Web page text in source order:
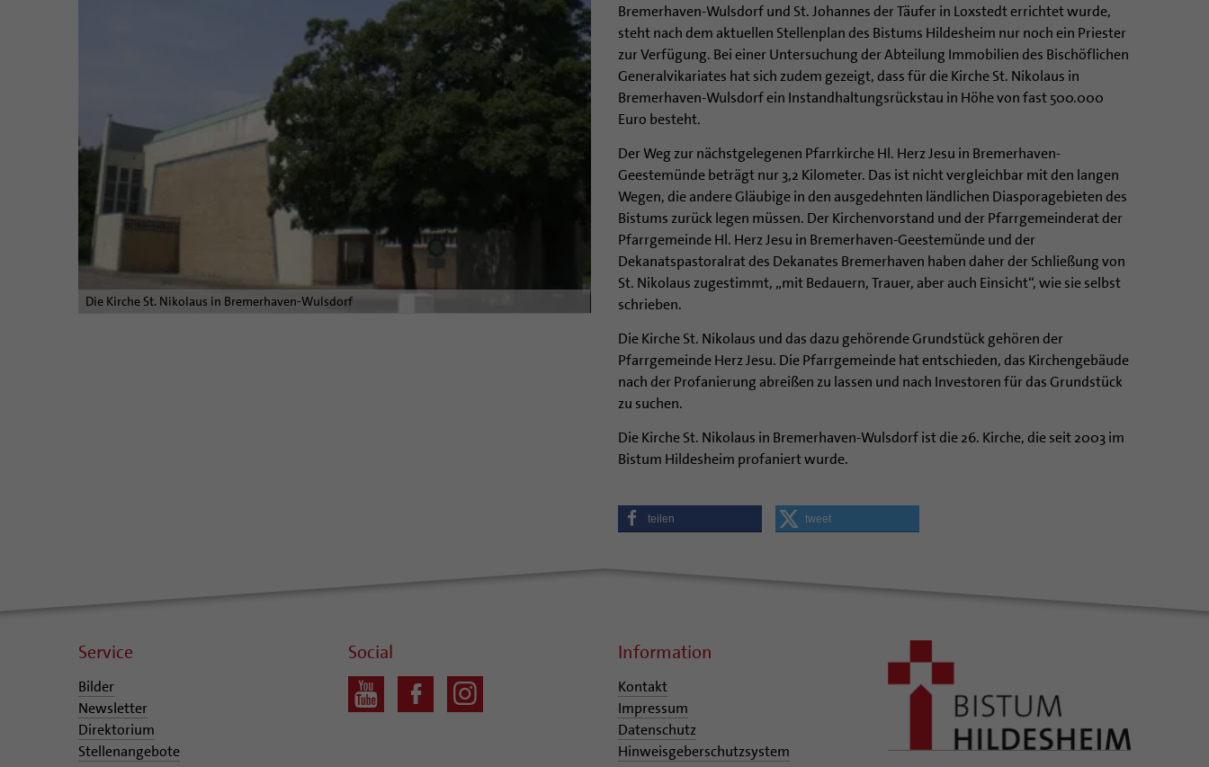
Die Kirche St. Nikolaus in Bremerhaven-Wulsdorf
Bremerhaven-Wulsdorf und St. Johannes der Täufer in Loxstedt errichtet wurde,
steht nach dem aktuellen Stellenplan des Bistums Hildesheim nur noch ein Priester
zur Verfügung. Bei einer Untersuchung der Abteilung Immobilien des Bischöflichen
Generalvikariates hat sich zudem gezeigt, dass für die Kirche St. Nikolaus in
Bremerhaven-Wulsdorf ein Instandhaltungsrückstau in Höhe von fast 500.000
Euro besteht.
Der Weg zur nächstgelegenen Pfarrkirche Hl. Herz Jesu in Bremerhaven-
Geestemünde beträgt nur 3,2 Kilometer. Das ist nicht vergleichbar mit den langen
Wegen, die andere Gläubige in den ausgedehnten ländlichen Diasporagebieten des
Bistums zurück legen müssen. Der Kirchenvorstand und der Pfarrgemeinderat der
Pfarrgemeinde Hl. Herz Jesu in Bremerhaven-Geestemünde und der
Dekanatspastoralrat des Dekanates Bremerhaven haben daher der Schließung von
St. Nikolaus zugestimmt, „mit Bedauern, Trauer, aber auch Einsicht“, wie sie selbst
schrieben.
Die Kirche St. Nikolaus und das dazu gehörende Grundstück gehören der
Pfarrgemeinde Herz Jesu. Die Pfarrgemeinde hat entschieden, das Kirchengebäude
nach der Profanierung abreißen zu lassen und nach Investoren für das Grundstück
zu suchen.
Die Kirche St. Nikolaus in Bremerhaven-Wulsdorf ist die 26. Kirche, die seit 2003 im
Bistum Hildesheim profaniert wurde.
teilen tweet
Service
Bilder
Newsletter
Direktorium
Stellenangebote
Social Information
Kontakt
Impressum
Datenschutz
Hinweisgeberschutzsystem